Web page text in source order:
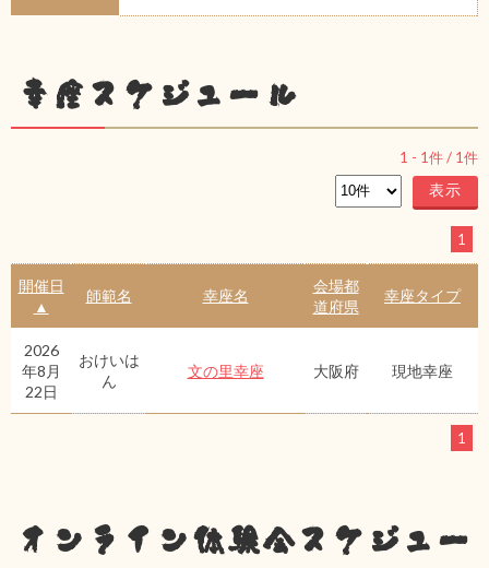
幸座スケジュール
1 - 1件 / 1件
1
開催日
▲
師範名 幸座名
会場都
道府県
幸座タイプ
2026
年8月
22日
おけいは
ん
文の里幸座 大阪府 現地幸座
1
オンライン体験会スケジュー